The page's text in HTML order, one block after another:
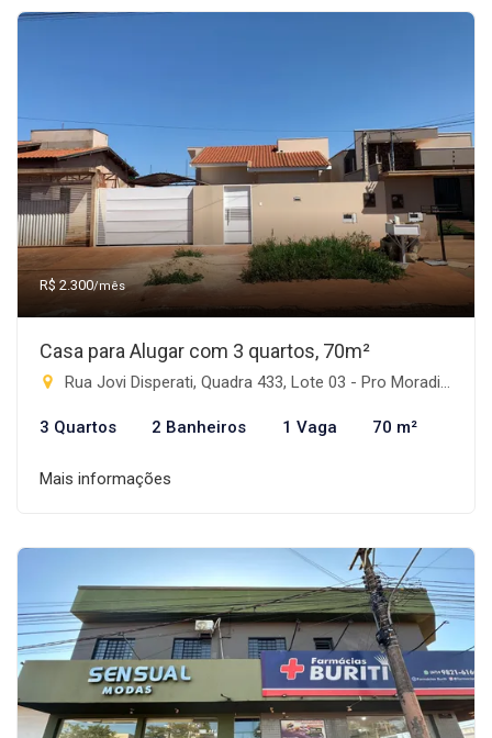
R$ 2.300/mês
Casa para Alugar com 3 quartos, 70m²
Rua Jovi Disperati, Quadra 433, Lote 03 - Pro Moradia XIV, Rio Brilhante-MS
3 Quartos 2 Banheiros 1 Vaga 70 m²
Mais informações